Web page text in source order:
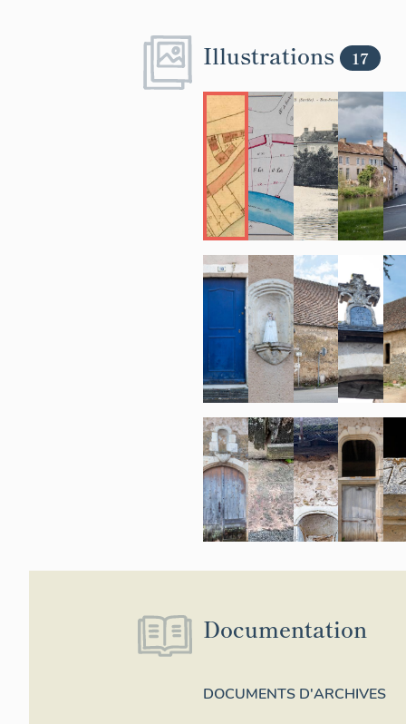
Illustrations 17
Documentation
DOCUMENTS D'ARCHIVES